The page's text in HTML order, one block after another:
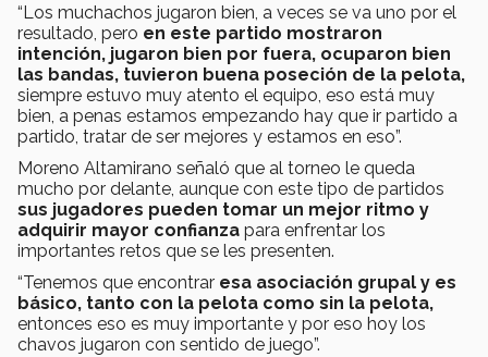
“Los muchachos jugaron bien, a veces se va uno por el
resultado, pero en este partido mostraron
intención, jugaron bien por fuera, ocuparon bien
las bandas, tuvieron buena poseción de la pelota,
siempre estuvo muy atento el equipo, eso está muy
bien, a penas estamos empezando hay que ir partido a
partido, tratar de ser mejores y estamos en eso”.
Moreno Altamirano señaló que al torneo le queda
mucho por delante, aunque con este tipo de partidos
sus jugadores pueden tomar un mejor ritmo y
adquirir mayor confianza para enfrentar los
importantes retos que se les presenten.
“Tenemos que encontrar esa asociación grupal y es
básico, tanto con la pelota como sin la pelota,
entonces eso es muy importante y por eso hoy los
chavos jugaron con sentido de juego”.